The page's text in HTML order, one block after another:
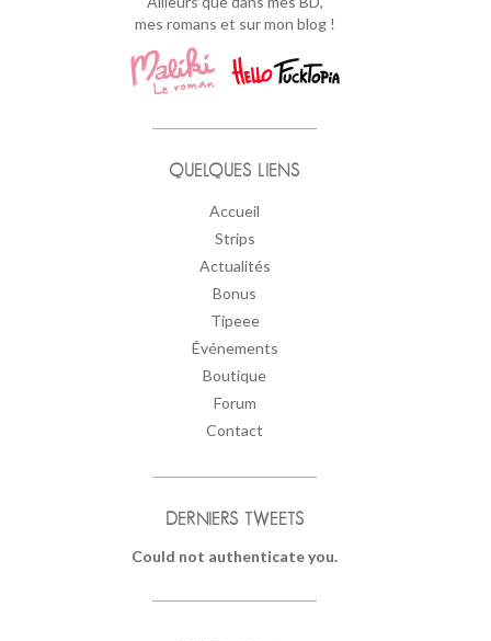
mes romans et sur mon blog !
QUELQUES LIENS
Accueil
Strips
Actualités
Bonus
Tipeee
Événements
Boutique
Forum
Contact
DERNIERS TWEETS
Could not authenticate you.